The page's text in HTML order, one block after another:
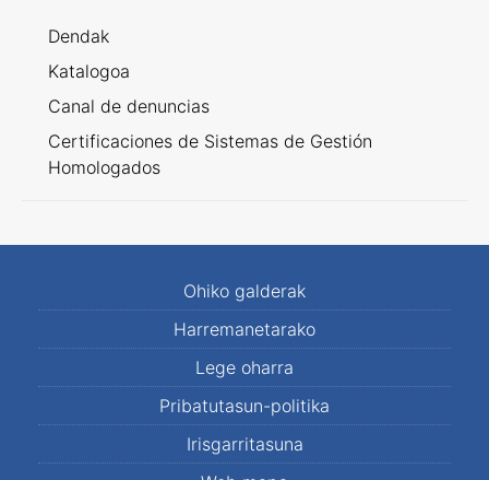
Dendak
Katalogoa
Canal de denuncias
Certificaciones de Sistemas de Gestión
Homologados
Ohiko galderak
Harremanetarako
Lege oharra
Pribatutasun-politika
Irisgarritasuna